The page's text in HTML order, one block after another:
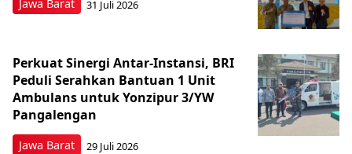
Jawa Barat 31 Juli 2026
Jawa Barat
Perkuat Sinergi Antar-Instansi, BRI
Peduli Serahkan Bantuan 1 Unit
Ambulans untuk Yonzipur 3/YW
Pangalengan
29 Juli 2026